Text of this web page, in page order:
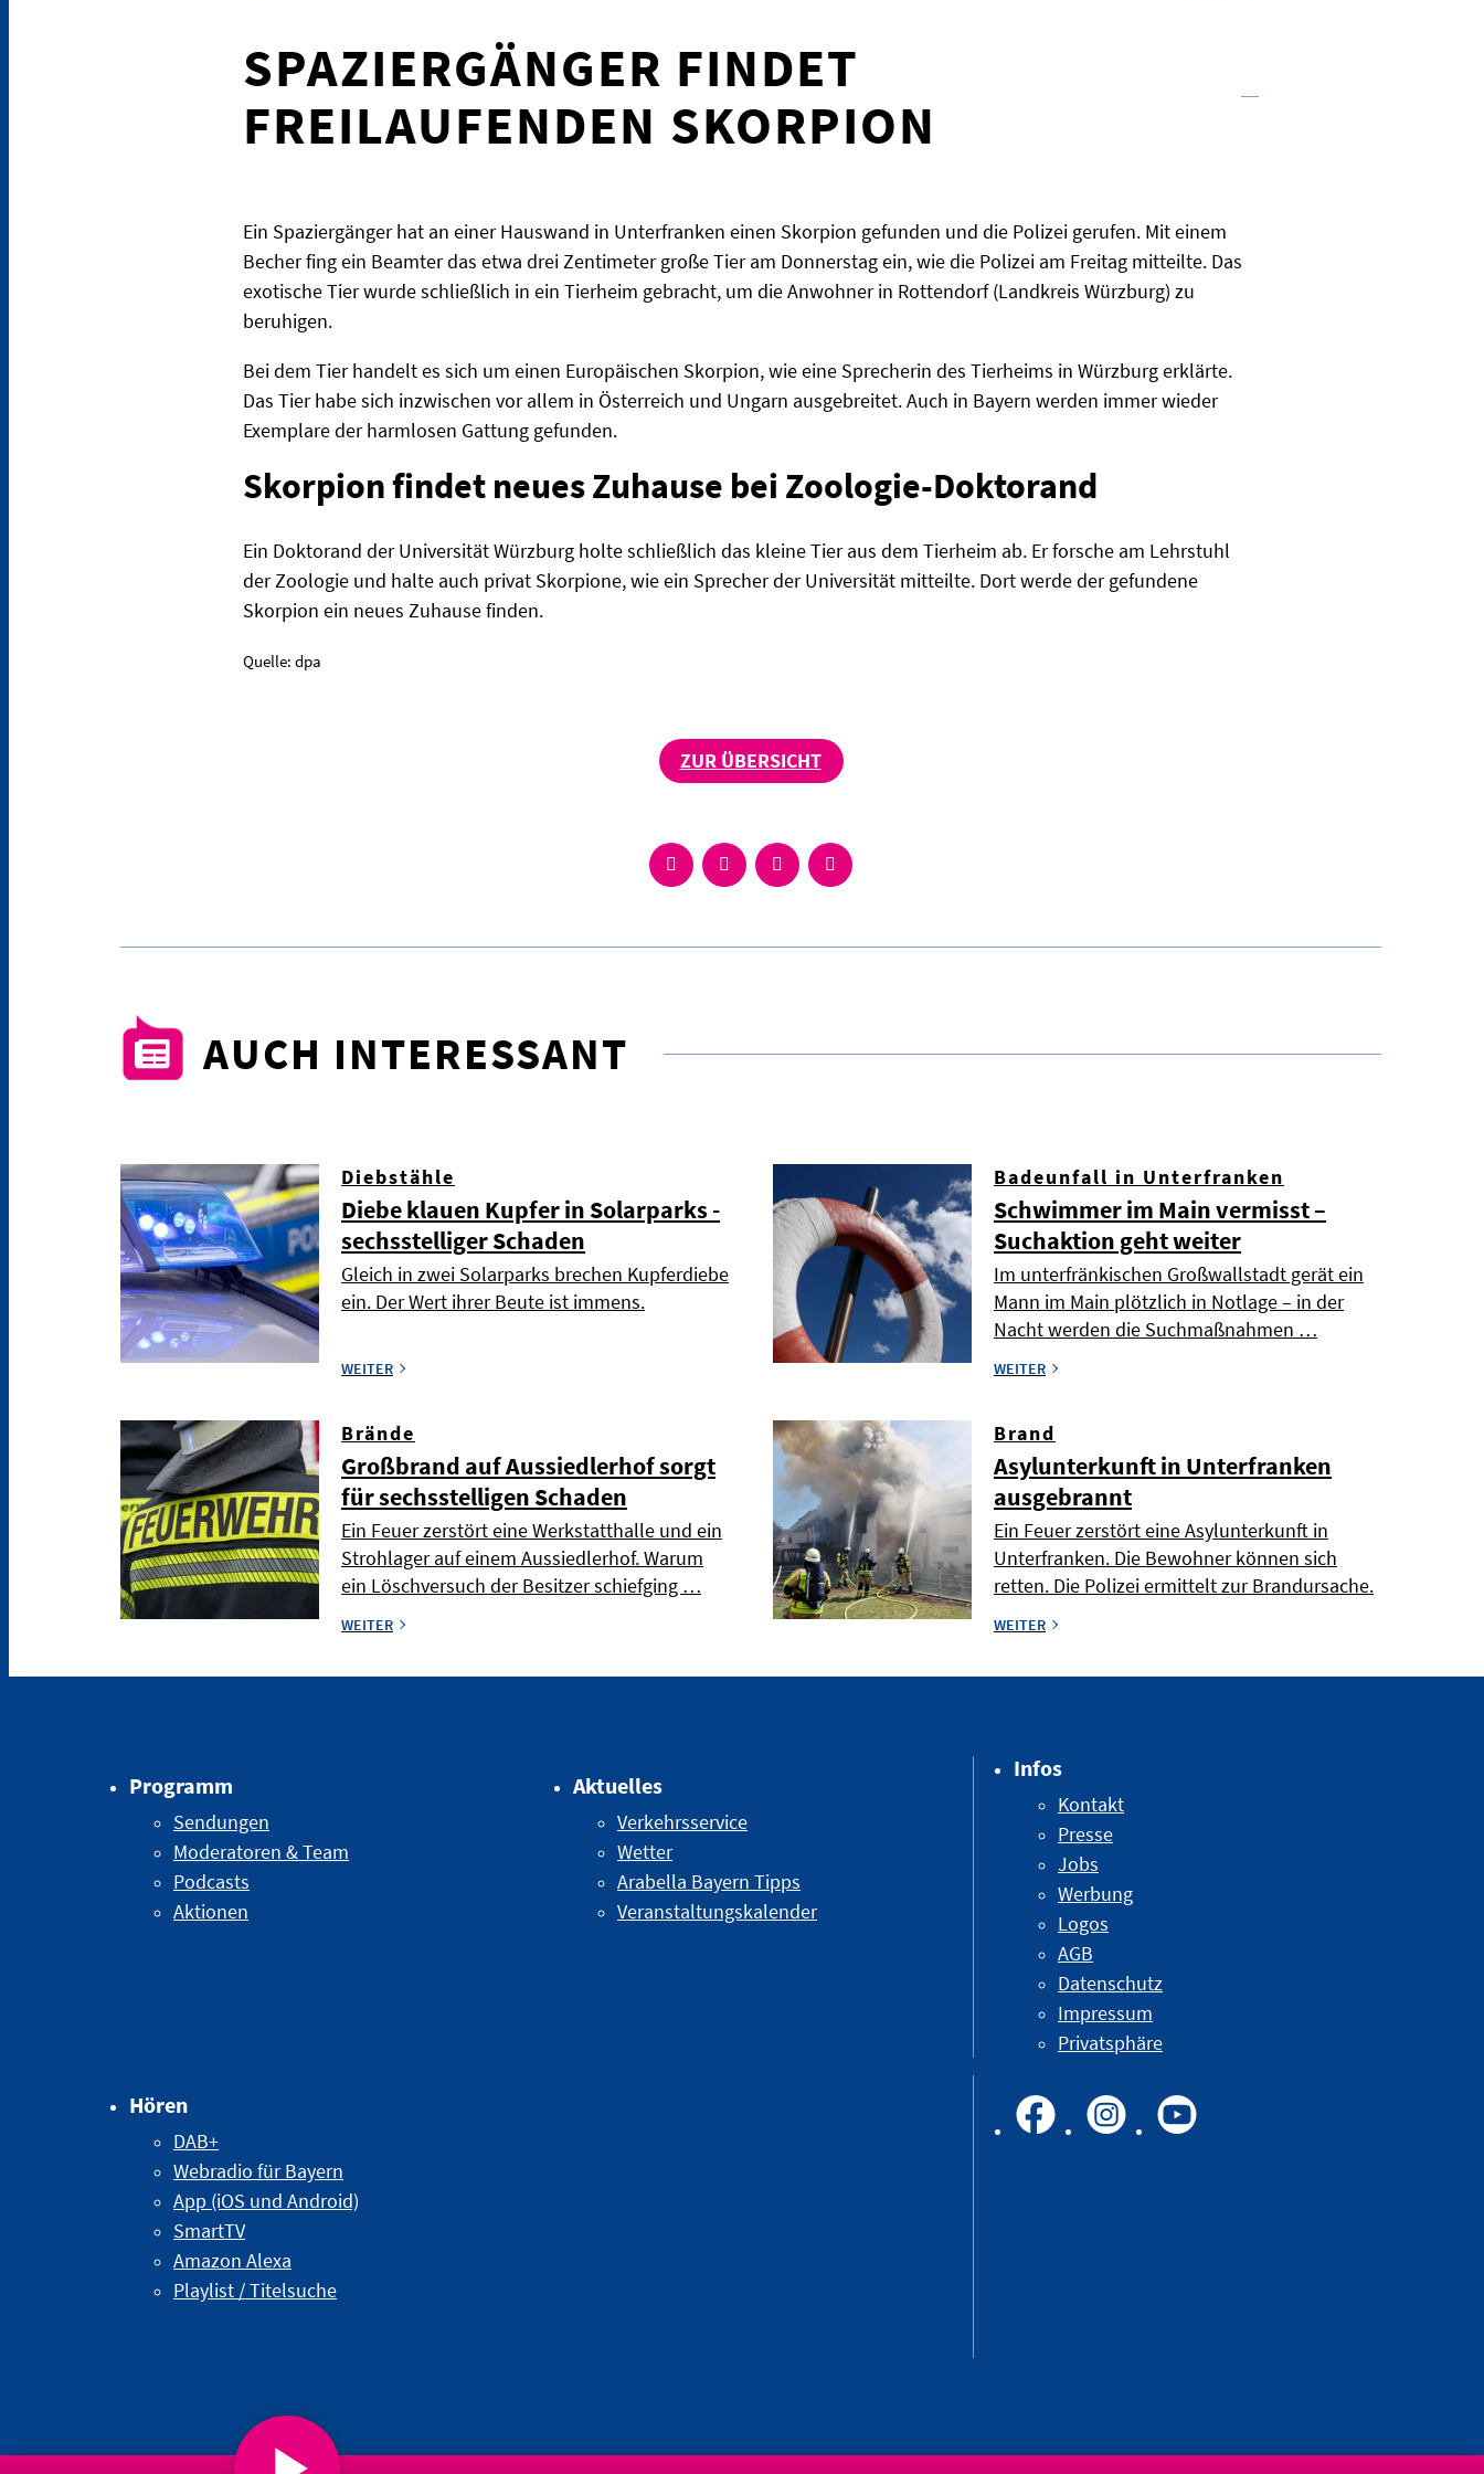
SPAZIERGÄNGER FINDET
FREILAUFENDEN SKORPION
Ein Spaziergänger hat an einer Hauswand in Unterfranken einen Skorpion gefunden und die Polizei gerufen. Mit einem
Becher fing ein Beamter das etwa drei Zentimeter große Tier am Donnerstag ein, wie die Polizei am Freitag mitteilte. Das
exotische Tier wurde schließlich in ein Tierheim gebracht, um die Anwohner in Rottendorf (Landkreis Würzburg) zu
beruhigen.
Bei dem Tier handelt es sich um einen Europäischen Skorpion, wie eine Sprecherin des Tierheims in Würzburg erklärte.
Das Tier habe sich inzwischen vor allem in Österreich und Ungarn ausgebreitet. Auch in Bayern werden immer wieder
Exemplare der harmlosen Gattung gefunden.
Skorpion findet neues Zuhause bei Zoologie-Doktorand
Ein Doktorand der Universität Würzburg holte schließlich das kleine Tier aus dem Tierheim ab. Er forsche am Lehrstuhl
der Zoologie und halte auch privat Skorpione, wie ein Sprecher der Universität mitteilte. Dort werde der gefundene
Skorpion ein neues Zuhause finden.
Quelle: dpa
ZUR ÜBERSICHT
AUCH INTERESSANT
Diebstähle
Diebe klauen Kupfer in Solarparks -
sechsstelliger Schaden
Gleich in zwei Solarparks brechen Kupferdiebe
ein. Der Wert ihrer Beute ist immens.
WEITER
Badeunfall in Unterfranken
Schwimmer im Main vermisst –
Suchaktion geht weiter
Im unterfränkischen Großwallstadt gerät ein
Mann im Main plötzlich in Notlage – in der
Nacht werden die Suchmaßnahmen …
WEITER
Brände
Großbrand auf Aussiedlerhof sorgt
für sechsstelligen Schaden
Ein Feuer zerstört eine Werkstatthalle und ein
Strohlager auf einem Aussiedlerhof. Warum
ein Löschversuch der Besitzer schiefging …
WEITER
Brand
Asylunterkunft in Unterfranken
ausgebrannt
Ein Feuer zerstört eine Asylunterkunft in
Unterfranken. Die Bewohner können sich
retten. Die Polizei ermittelt zur Brandursache.
WEITER
Programm
Sendungen
Moderatoren & Team
Podcasts
Aktionen
Aktuelles
Verkehrsservice
Wetter
Arabella Bayern Tipps
Veranstaltungskalender
Hören
DAB+
Webradio für Bayern
App (iOS und Android)
SmartTV
Amazon Alexa
Playlist / Titelsuche
Infos
Kontakt
Presse
Jobs
Werbung
Logos
AGB
Datenschutz
Impressum
Privatsphäre